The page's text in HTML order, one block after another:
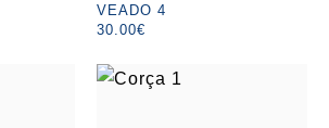
VEADO 4
30.00€